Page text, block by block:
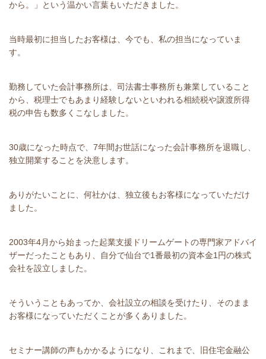
から。」という温かい言葉もいただきました。
当時最初に担当したお客様は、今でも、私の担当になっていま
す。
勤務していた会計事務所は、司法書士事務所も兼業していること
から、税理士でもあまり経験しないといわれる相続税や譲渡所得
税の申告も数多くこなしました。
30歳になった時点で、7年間お世話になった会計事務所を退職し、
独立開業することを決意します。
ありがたいことに、何社かは、独立後もお客様になっていただけ
ました。
2003年4月から始まった起業支援ドリームゲートの専門家アドバイ
ザーだったこともあり、自分で仙台で1番最初の資本金1円の株式
会社を設立しました。
そういうこともあってか、会社設立の相談を受けたり、そのまま
お客様になっていただくことが多くありました。
セミナー講師の声もかかるようになり、これまで、旧住宅金融公